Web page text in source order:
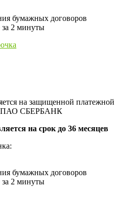
бумажных договоров
2 минуты
на защищенной платежной
| ПАО СБЕРБАНК
на срок до 36 месяцев
бумажных договоров
2 минуты